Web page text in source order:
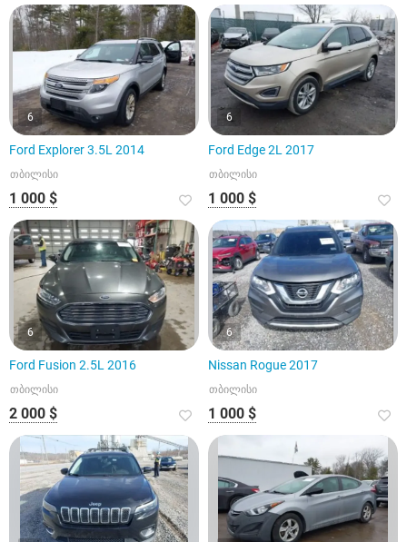
6
Ford Explorer 3.5L 2014
თბილისი
1 000 $
6
Ford Edge 2L 2017
თბილისი
1 000 $
6
Ford Fusion 2.5L 2016
თბილისი
2 000 $
6
Nissan Rogue 2017
თბილისი
1 000 $